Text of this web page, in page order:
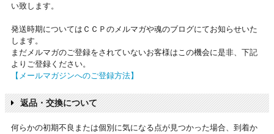
い致します。
発送時期についてはＣＣＰのメルマガや魂のブログにてお知らせいた
します。
まだメルマガのご登録をされていないお客様はこの機会に是非、下記
よりご登録ください。
【メールマガジンへのご登録方法】
返品・交換について
何らかの初期不良または個別に気になる点が見つかった場合、到着か